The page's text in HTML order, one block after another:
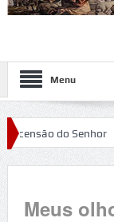
Menu
do Senhor
Meus